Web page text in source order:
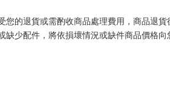
的退貨或需酌收商品處理費用，商品退
少配件，將依損壞情況或缺件商品價格向